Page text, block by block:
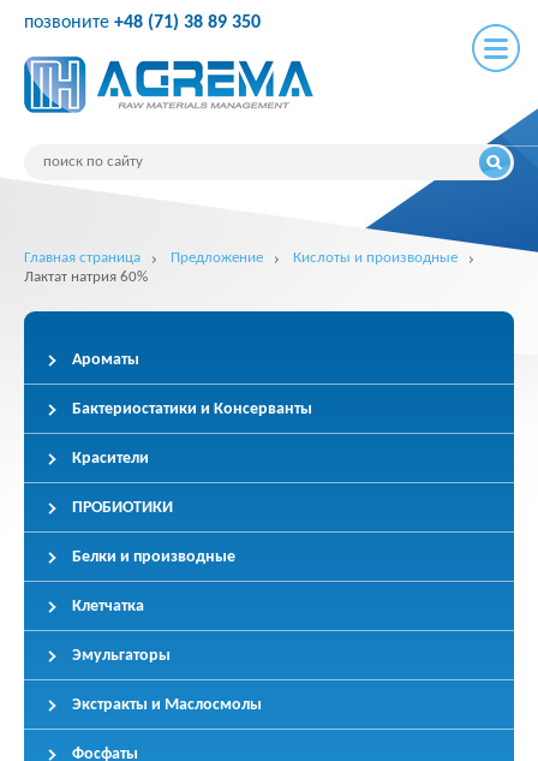
позвоните +48 (71) 38 89 350
Главная страница Предложение
Кислоты и производные
Лактат натрия 60%
Ароматы
Бактериостатики и Консерванты
Красители
ПРОБИОТИКИ
Белки и производные
Клетчатка
Эмульгаторы
Экстракты и Маслосмолы
Фосфаты